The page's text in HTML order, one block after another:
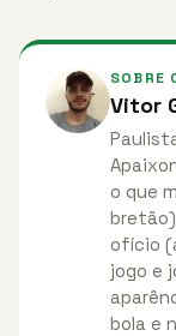
SOBRE
Vitor
o que
ofício
jogo e
bola e